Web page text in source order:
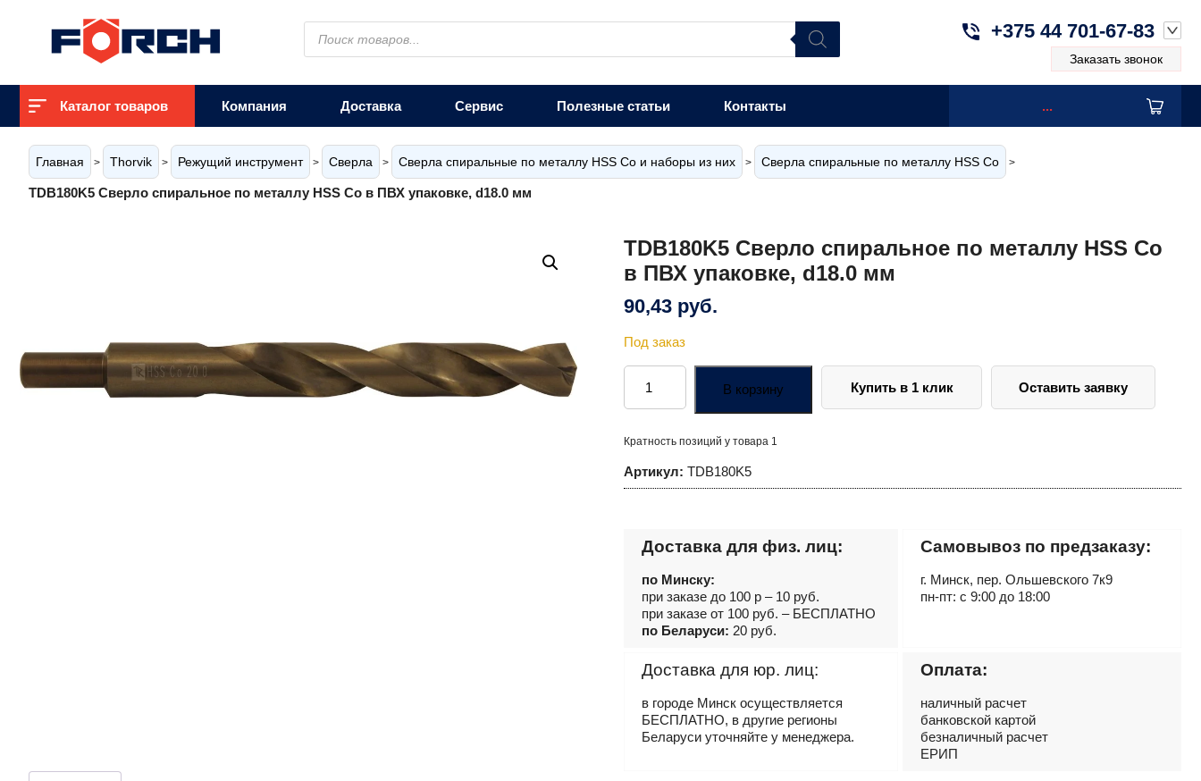
Поиск
товаров
+375 44 701-67-83
Заказать звонок
Каталог товаров Компания Доставка Сервис Полезные статьи Контакты ...
Главная > Thorvik > Режущий инструмент > Сверла > Сверла спиральные по металлу HSS Co и наборы из них > Сверла спиральные по металлу HSS Co >
TDB180K5 Сверло спиральное по металлу HSS Co в ПВХ упаковке, d18.0 мм
TDB180K5 Сверло спиральное по металлу HSS Co
в ПВХ упаковке, d18.0 мм
90,43 руб.
Под заказ
Количество
товара
TDB180K5
Сверло
металлу
Co
В корзину Оставить заявку
Купить в 1 клик
Кратность позиций у товара 1
Артикул: TDB180K5
Доставка для физ. лиц:
по Минску:
при заказе до 100 р – 10 руб.
при заказе от 100 руб. – БЕСПЛАТНО
по Беларуси: 20 руб.
Самовывоз по предзаказу:
г. Минск, пер. Ольшевского 7к9
пн-пт: с 9:00 до 18:00
Доставка для юр. лиц:
в городе Минск осуществляется
БЕСПЛАТНО, в другие регионы
Беларуси уточняйте у менеджера.
Оплата:
наличный расчет
банковской картой
безналичный расчет
ЕРИП